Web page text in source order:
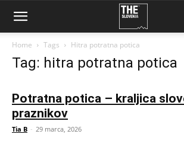
Home Tags Hitra potratna potica
Tag: hitra potratna potica
Potratna potica – kraljica
praznikov
Tia B - 29 marca, 2026